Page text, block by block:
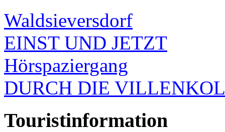
Waldsieversdorf
EINST UND JETZT
Hörspaziergang
DURCH DIE
Touristinformation